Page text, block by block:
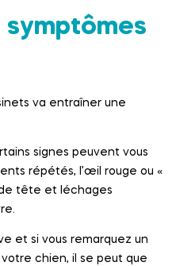
symptômes
va entraîner une
signes peuvent vous
répétés, l’œil rouge ou «
tête et léchages
et si vous remarquez un
chien, il se peut que